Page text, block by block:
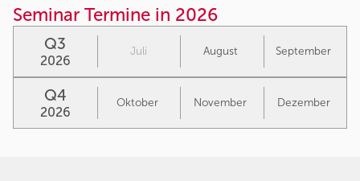
Seminar Termine in 2026
Q3
2026
Juli August September
Q4
2026
Oktober November Dezember